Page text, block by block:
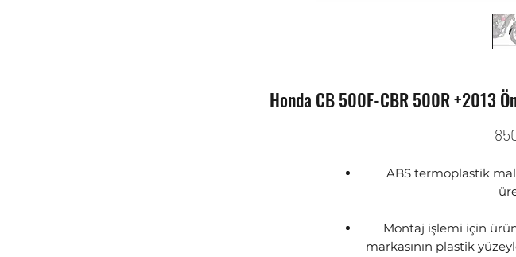
Honda CB 500F-CBR 500R +2013
ABS termoplastik
Montaj işlemi için
markasının plastik